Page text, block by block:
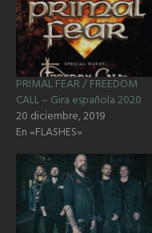
PRIMAL FEAR / FREEDOM
CALL – Gira española 2020
20 diciembre, 2019
En «FLASHES»